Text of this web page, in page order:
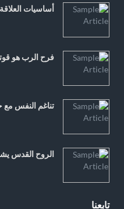
أساسيات
فرح الرب هو
تناغم النفس مع
الروح القدس
تابعنا